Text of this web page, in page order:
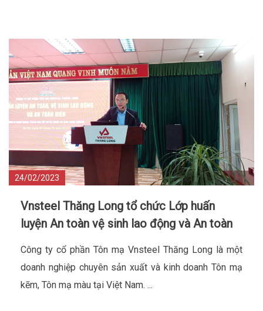
24/02/2023
Vnsteel Thăng Long tổ chức Lớp huấn
luyện An toàn vệ sinh lao động và An toàn
điện năm 2023
Công ty cổ phần Tôn mạ Vnsteel Thăng Long là một
doanh nghiệp chuyên sản xuất và kinh doanh Tôn mạ
kẽm, Tôn mạ màu tại Việt Nam. ...